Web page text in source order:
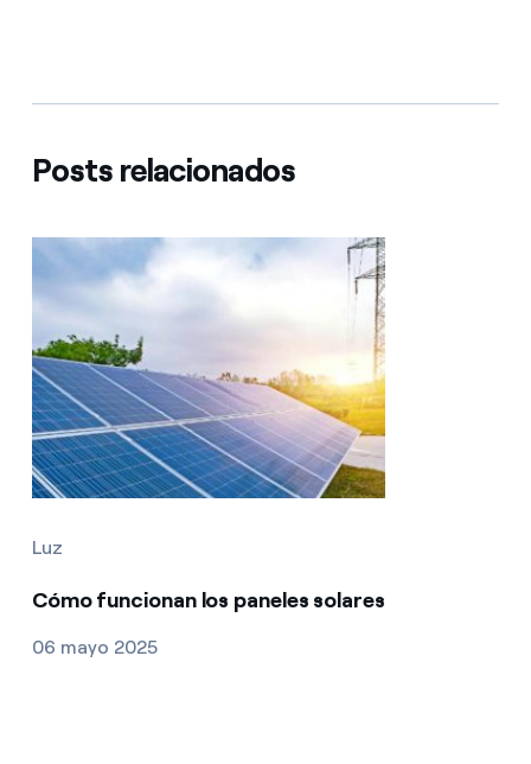
Posts relacionados
Luz
Cómo funcionan los paneles solares
06 mayo 2025